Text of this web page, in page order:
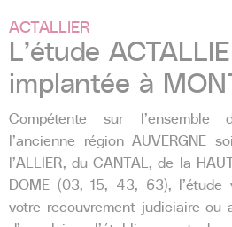
ACTALLIER
L’étude
implantée à
Compétente sur l’ensemble
l’ancienne région AUVERGNE
l’ALLIER, du CANTAL, de la
DOME (03, 15, 43, 63), l’étude
votre recouvrement judiciaire ou